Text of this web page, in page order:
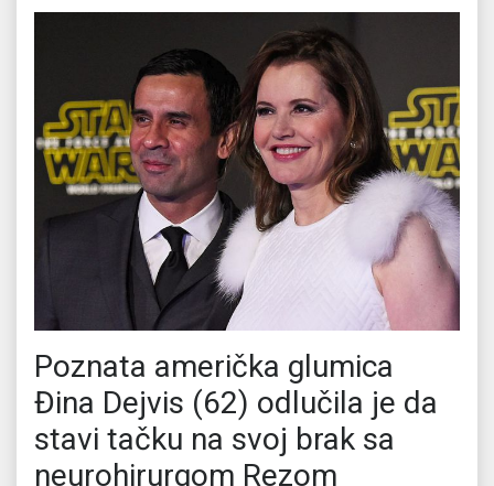
Poznata američka glumica
Đina Dejvis (62) odlučila je da
stavi tačku na svoj brak sa
neurohirurgom Rezom